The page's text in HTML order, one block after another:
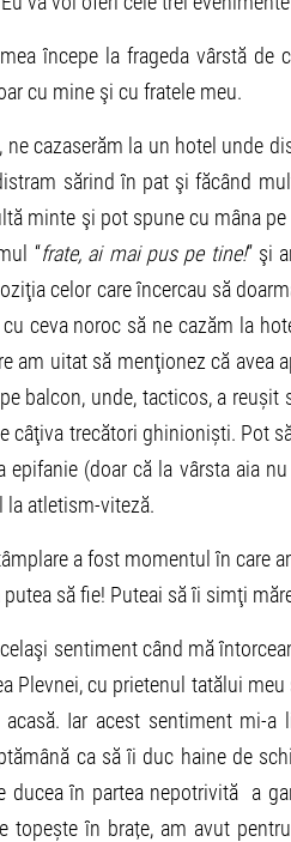
începe la frageda vârstă
cu mine şi cu fratele meu.
ne cazaserăm la un hotel unde
sărind în pat şi făcând
minte şi pot spune cu mâna
“frate, ai mai pus pe tine!” şi
celor care încercau să
ceva noroc să ne cazăm la
am uitat să menţionez că avea
balcon, unde, tacticos, a
câţiva trecători ghinioniști. Pot
epifanie (doar că la vârsta aia
la atletism-viteză.
a fost momentul în care
să fie! Puteai să îi simţi
sentiment când mă
Plevnei, cu prietenul tatălui
acasă. Iar acest sentiment mi-
ca să îi duc haine de
ducea în partea nepotrivită a
topește în brațe, am avut